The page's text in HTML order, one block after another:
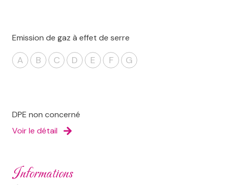
Emission de gaz à effet de serre
A B C D E F G
DPE non concerné
Voir le détail
informations